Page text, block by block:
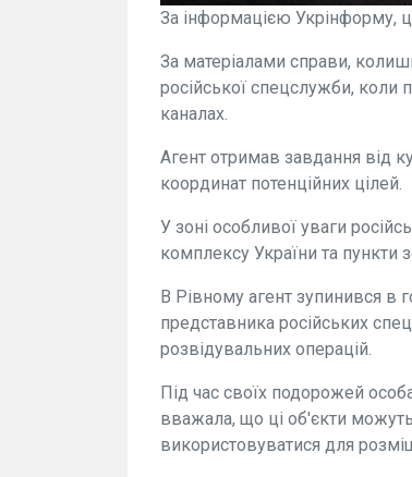
За інформацією Укрінформу,
За матеріалами справи,
російської спецслужби, коли
каналах.
Агент отримав завдання від
координат потенційних цілей.
У зоні особливої уваги
комплексу України та пункти
В Рівному агент зупинився в
представника російських
розвідувальних операцій.
Під час своїх подорожей
вважала, що ці об'єкти можуть
використовуватися для